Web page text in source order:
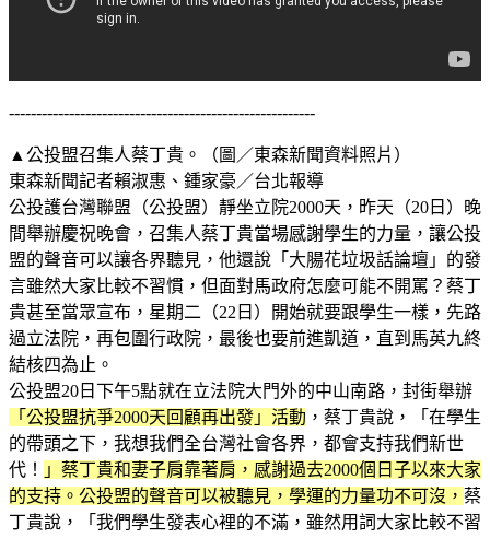
--------------------------------------------------------
▲公投盟召集人蔡丁貴。（圖／東森新聞資料照片）
東森新聞記者賴淑惠、鍾家豪／台北報導
公投護台灣聯盟（公投盟）靜坐立院2000天，昨天（20日）晚
間舉辦慶祝晚會，召集人蔡丁貴當場感謝學生的力量，讓公投
盟的聲音可以讓各界聽見，他還說「大腸花垃圾話論壇」的發
言雖然大家比較不習慣，但面對馬政府怎麼可能不開罵？蔡丁
貴甚至當眾宣布，星期二（22日）開始就要跟學生一樣，先路
過立法院，再包圍行政院，最後也要前進凱道，直到馬英九終
結核四為止。
公投盟20日下午5點就在立法院大門外的中山南路，封街舉辦
「公投盟抗爭2000天回顧再出發」活動 ，蔡丁貴說，「在學生
的帶頭之下，我想我們全台灣社會各界，都會支持我們新世
代！
」蔡丁貴和妻子肩靠著肩，感謝過去2000個日子以來大家
的支持。公投盟的聲音可以被聽見，學運的力量功不可沒， 蔡
丁貴說，「我們學生發表心裡的不滿，雖然用詞大家比較不習